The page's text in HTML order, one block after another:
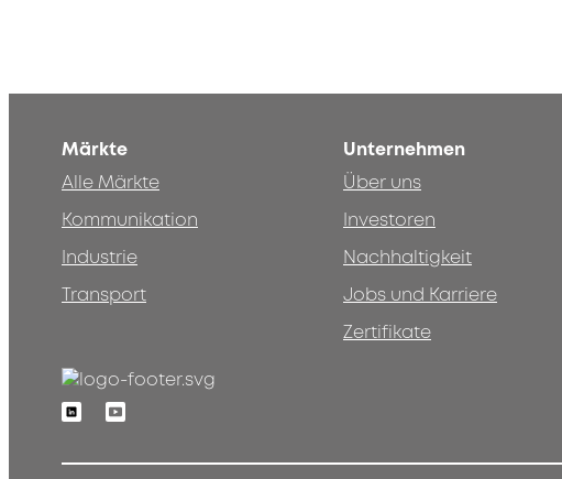
Märkte
Alle Märkte
Kommunikation
Industrie
Transport
Unternehmen
Über uns
Investoren
Nachhaltigkeit
Jobs und Karriere
Zertifikate
LinkedinYoutube